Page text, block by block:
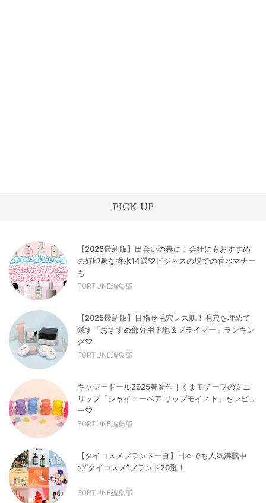
PICK UP
【2026最新版】出会いの春に！会社にもおすすめ
の好印象な香水14選♡ビジネスの場での香水マナー
も
FORTUNE編集部
【2025最新版】目指せ毛穴レス肌！毛穴を埋めて
隠す「おすすめ部分用下地＆プライマー」ランキン
グ♡
FORTUNE編集部
キャシードール2025春新作｜くまモチーフのミニ
リップ「シャイニーベア リップモイスト」をレビュ
ー♡
FORTUNE編集部
【タイコスメブランド一覧】日本でも人気沸騰中
の“タイコスメ”ブランド20選！
FORTUNE編集部